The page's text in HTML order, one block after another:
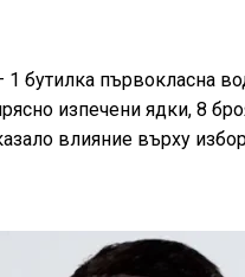
бутилка първокласна
изпечени ядки, 8
влияние върху